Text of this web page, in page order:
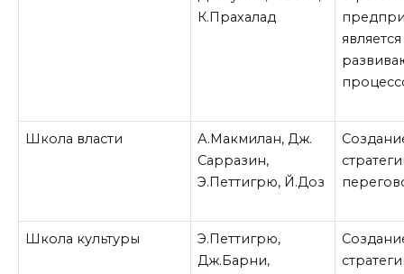
К.Прахалад
является
Школа власти
А.Макмилан, Дж.
Сарразин,
Э.Петтигрю, Й.Доз
Школа культуры
Э.Петтигрю,
Дж.Барни,